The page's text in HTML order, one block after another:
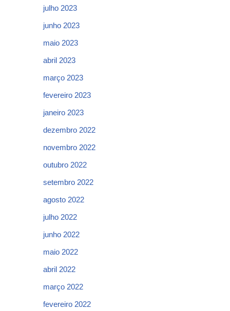
julho 2023
junho 2023
maio 2023
abril 2023
março 2023
fevereiro 2023
janeiro 2023
dezembro 2022
novembro 2022
outubro 2022
setembro 2022
agosto 2022
julho 2022
junho 2022
maio 2022
abril 2022
março 2022
fevereiro 2022